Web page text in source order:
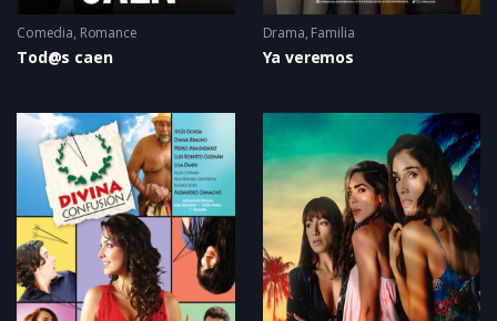
Comedia, Romance
Tod@s caen
Drama, Familia
Ya veremos